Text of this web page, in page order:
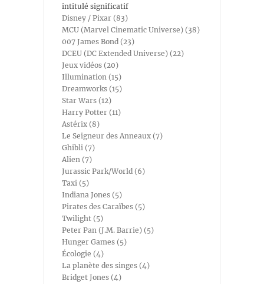
intitulé significatif
Disney / Pixar (83)
MCU (Marvel Cinematic Universe) (38)
007 James Bond (23)
DCEU (DC Extended Universe) (22)
Jeux vidéos (20)
Illumination (15)
Dreamworks (15)
Star Wars (12)
Harry Potter (11)
Astérix (8)
Le Seigneur des Anneaux (7)
Ghibli (7)
Alien (7)
Jurassic Park/World (6)
Taxi (5)
Indiana Jones (5)
Pirates des Caraïbes (5)
Twilight (5)
Peter Pan (J.M. Barrie) (5)
Hunger Games (5)
Écologie (4)
La planète des singes (4)
Bridget Jones (4)